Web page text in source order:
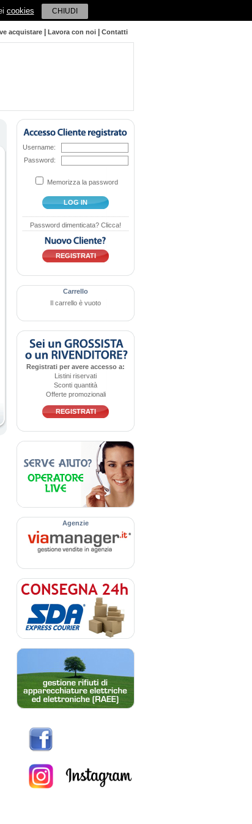
cookies CHIUDI
acquistare Lavora con noi Contatti
Username:
Password:
Memorizza la password
LOG IN
Password dimenticata? Clicca!
REGISTRATI
Carrello
Il carrello è vuoto
Registrati per avere accesso a:
Listini riservati
Sconti quantità
Offerte promozionali
REGISTRATI
Agenzie